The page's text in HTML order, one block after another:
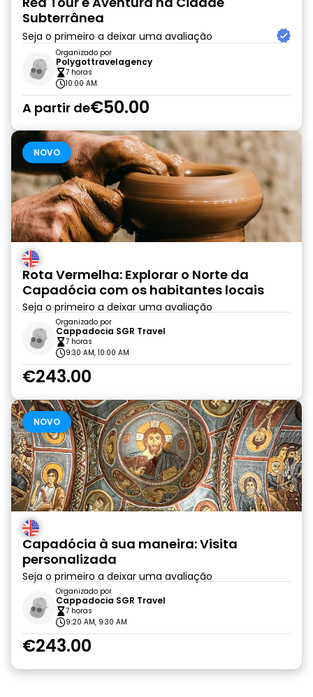
Subterrânea
Seja o primeiro a deixar uma avaliação
Organizado por
Polygottravelagency
7 horas
10:00 AM
A partir de€50.00
NOVO
Rota Vermelha: Explorar o Norte da
Capadócia com os habitantes locais
Seja o primeiro a deixar uma avaliação
Organizado por
Cappadocia SGR Travel
7 horas
9:30 AM, 10:00 AM
€243.00
NOVO
Capadócia à sua maneira: Visita
personalizada
Seja o primeiro a deixar uma avaliação
Organizado por
Cappadocia SGR Travel
7 horas
9:20 AM, 9:30 AM
€243.00